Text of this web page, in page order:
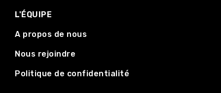
L'ÉQUIPE
A propos de nous
Nous rejoindre
Politique de confidentialité